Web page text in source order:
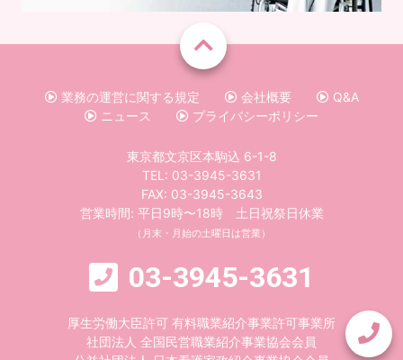
業務の運営に関する規定 会社概要
Q&A
ニュース
プライバシーポリシー
東京都文京区本駒込 6-1-8
TEL: 03-3945-3631
FAX: 03-3945-3643
営業時間: 平日9時〜18時 土日祝祭日休業
（月末・月始の土曜日は営業）
03-3945-3631
厚生労働大臣許可 有料職業紹介事業許可事業所
社団法人 全国民営職業紹介事業協会会員